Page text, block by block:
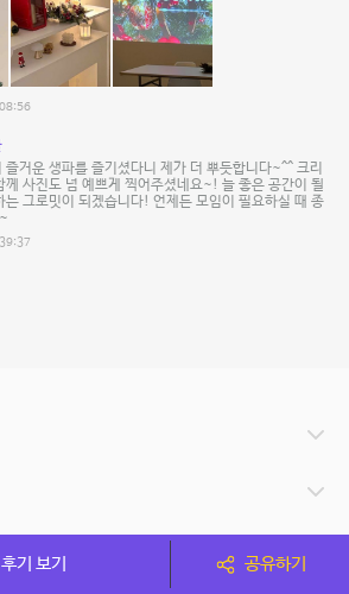
즐거운 생파를 즐기셨다니 제가 더 뿌듯합니다~^^ 크리
께 사진도 넘 예쁘게 찍어주셨네요~! 늘 좋은 공간이 될
는 그로밋이 되겠습니다! 언제든 모임이 필요하실 때 종
기 보기 공유하기